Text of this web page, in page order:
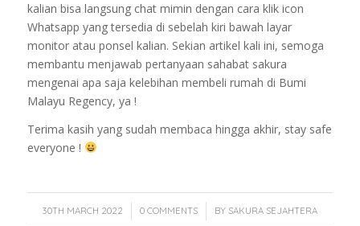
kalian bisa langsung chat mimin dengan cara klik icon
Whatsapp yang tersedia di sebelah kiri bawah layar
monitor atau ponsel kalian. Sekian artikel kali ini, semoga
membantu menjawab pertanyaan sahabat sakura
mengenai apa saja kelebihan membeli rumah di Bumi
Malayu Regency, ya !
Terima kasih yang sudah membaca hingga akhir, stay safe
everyone !
30TH MARCH 2022
/ 0 COMMENTS
/ BY SAKURA SEJAHTERA